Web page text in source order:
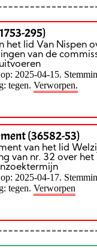
295)
het lid Van Nispen
van de
2025-04-15.
tegen. Verworpen.
(36582-53)
van het lid
van nr. 32 over het
2025-04-17.
tegen. Verworpen